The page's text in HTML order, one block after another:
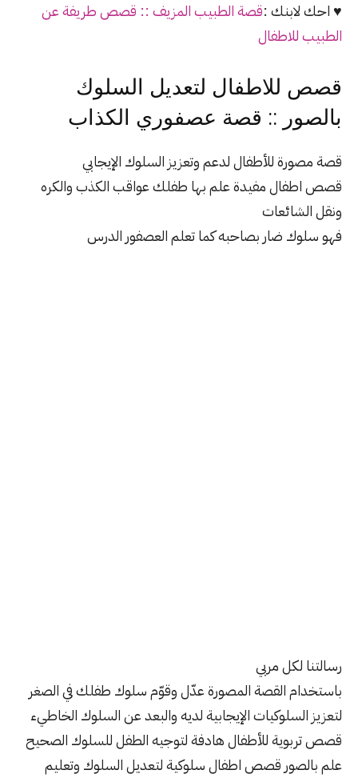
♥ احك لابنك :قصة الطبيب المزيف :: قصص طريفة عن
الطبيب للاطفال
قصص للاطفال لتعديل السلوك
بالصور :: قصة عصفوري الكذاب
قصة مصورة للأطفال لدعم وتعزيز السلوك الإيجابي
قصص اطفال مفيدة علم بها طفلك عواقب الكذب والكره
ونقل الشائعات
فهو سلوك ضار بصاحبه كما تعلم العصفور الدرس
رسالتنا لكل مربي
باستخدام القصة المصورة عدّل وقوّم سلوك طفلك في الصغر
لتعزيز السلوكيات الإيجابية لديه والبعد عن السلوك الخاطيء
قصص تربوية للأطفال هادفة لتوجيه الطفل للسلوك الصحيح
علم بالصور قصص اطفال سلوكية لتعديل السلوك وتعليم